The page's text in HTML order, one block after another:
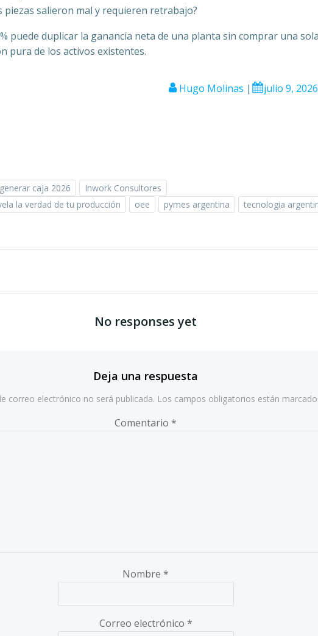
piezas salieron mal y requieren retrabajo?
puede duplicar la ganancia neta de una planta sin comprar una
pura de los activos existentes.
Hugo Molinas | julio 9, 2026
generar caja 2026
Inwork Consultores
la verdad de tu producción
oee pymes argentina tecnologia
las
entradas
No responses yet
Deja una respuesta
correo electrónico no será publicada. Los campos obligatorios están
Comentario *
Nombre *
Correo electrónico *